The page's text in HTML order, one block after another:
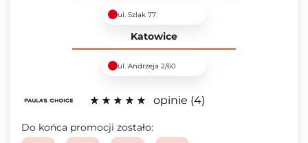
ul. Szlak 77
Katowice
ul. Andrzeja 2/60
opinie 4
Do końca promocji zostało: